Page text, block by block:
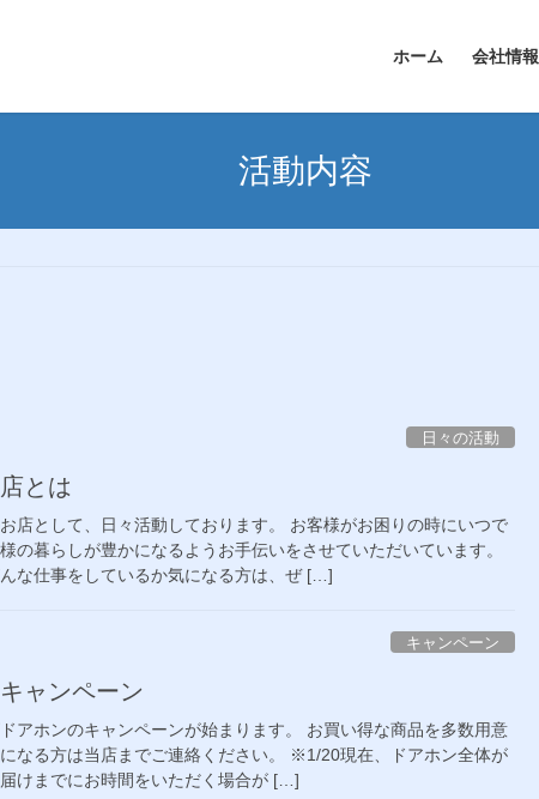
ホーム 会社情報
活動内容
日々の活動
とは
店として、日々活動しております。 お客様がお困りの時にいつで
の暮らしが豊かになるようお手伝いをさせていただいています。
な仕事をしているか気になる方は、ぜ […]
キャンペーン
ャンペーン
アホンのキャンペーンが始まります。 お買い得な商品を多数用意
なる方は当店までご連絡ください。 ※1/20現在、ドアホン全体が
けまでにお時間をいただく場合が […]